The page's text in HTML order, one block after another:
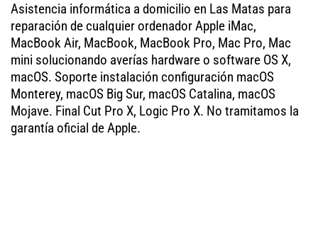
Asistencia informática a domicilio en Las Matas para
reparación de cualquier ordenador Apple iMac,
MacBook Air, MacBook, MacBook Pro, Mac Pro, Mac
mini solucionando averías hardware o software OS X,
macOS. Soporte instalación configuración macOS
Monterey, macOS Big Sur, macOS Catalina, macOS
Mojave. Final Cut Pro X, Logic Pro X. No tramitamos la
garantía oficial de Apple.